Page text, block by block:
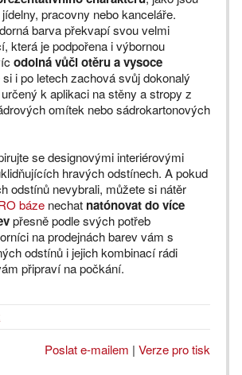
pracovny nebo kanceláře.
barva překvapí svou velmi
která je podpořena i výbornou
odolná vůči otěru a vysoce
i po letech zachová svůj dokonalý
k aplikaci na stěny a stropy z
omítek nebo sádrokartonových
se designovými interiérovými
hravých odstínech. A pokud
odstínů nevybrali, můžete si nátěr
báze nechat natónovat do více
přesně podle svých potřeb
na prodejnách barev vám s
odstínů i jejich kombinací rádi
připraví na počkání.
Poslat e-mailem | Verze pro tisk